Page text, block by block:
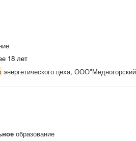
18 лет
энергетического цеха,
образование